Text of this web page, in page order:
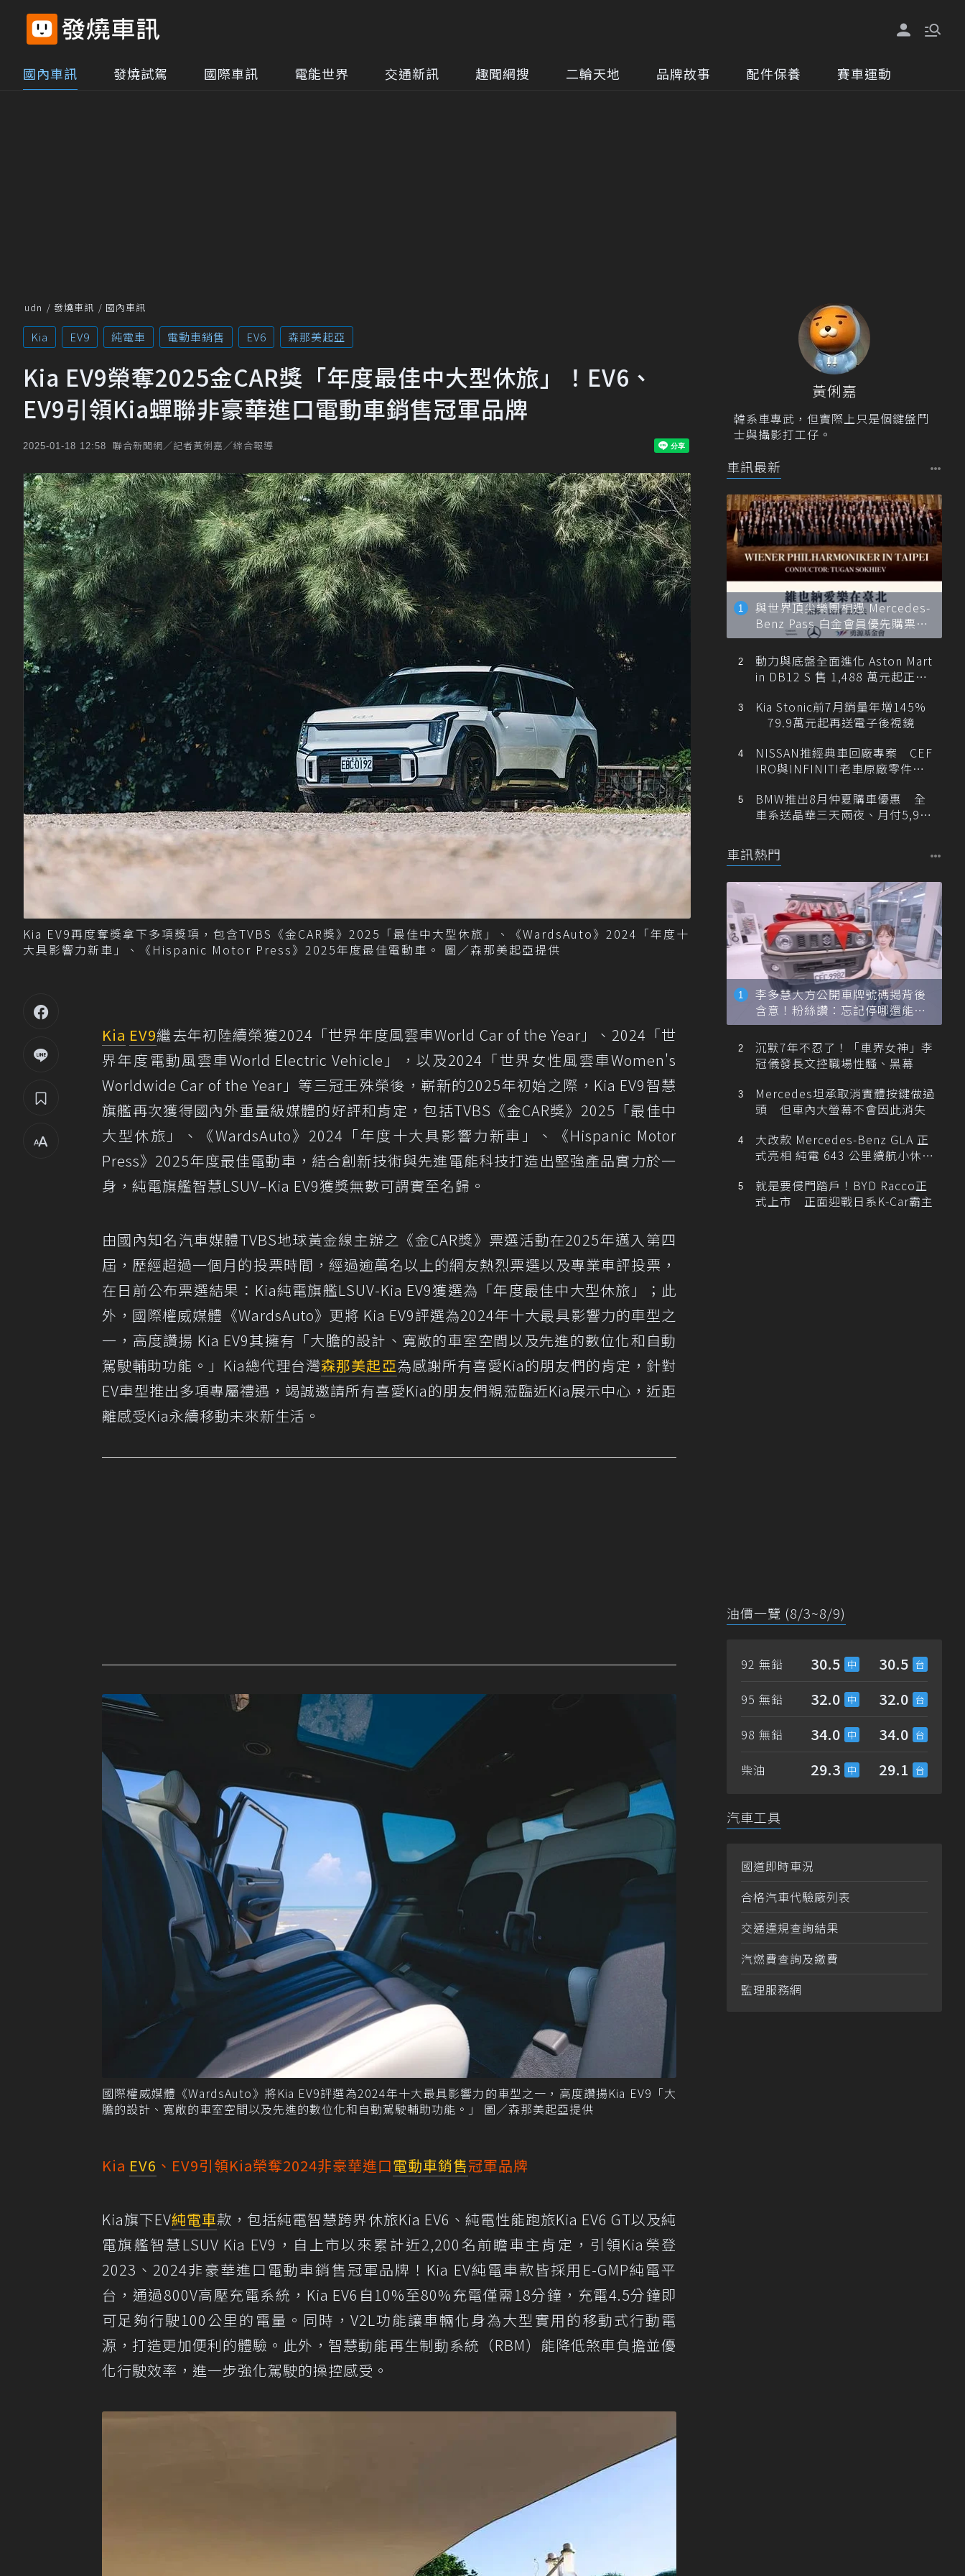
國內車訊 發燒試駕 國際車訊 電能世界 交通新訊 趣聞網搜 二輪天地 品牌故事 配件保養 賽車運動
udn 發燒車訊 國內車訊
Kia EV9 純電車 電動車銷售 EV6 森那美起亞
Kia EV9榮奪2025金CAR獎「年度最佳中大型休旅」！EV6、
EV9引領Kia蟬聯非豪華進口電動車銷售冠軍品牌
2025-01-18 12:58 聯合新聞網／記者黃俐嘉／綜合報導
Kia EV9再度奪獎拿下多項獎項，包含TVBS《金CAR獎》2025「最佳中大型休旅」、《WardsAuto》2024「年度十
大具影響力新車」、《Hispanic Motor Press》2025年度最佳電動車。 圖／森那美起亞提供
Kia EV9繼去年初陸續榮獲2024「世界年度風雲車World Car of the Year」、2024「世
界年度電動風雲車World Electric Vehicle」，以及2024「世界女性風雲車Women's
Worldwide Car of the Year」等三冠王殊榮後，嶄新的2025年初始之際，Kia EV9智慧
旗艦再次獲得國內外重量級媒體的好評和肯定，包括TVBS《金CAR獎》2025「最佳中
大型休旅」、《WardsAuto》2024「年度十大具影響力新車」、《Hispanic Motor
Press》2025年度最佳電動車，結合創新技術與先進電能科技打造出堅強產品實力於一
身，純電旗艦智慧LSUV–Kia EV9獲獎無數可謂實至名歸。
由國內知名汽車媒體TVBS地球黃金線主辦之《金CAR獎》票選活動在2025年邁入第四
屆，歷經超過一個月的投票時間，經過逾萬名以上的網友熱烈票選以及專業車評投票，
在日前公布票選結果：Kia純電旗艦LSUV-Kia EV9獲選為「年度最佳中大型休旅」；此
外，國際權威媒體《WardsAuto》更將 Kia EV9評選為2024年十大最具影響力的車型之
一，高度讚揚 Kia EV9其擁有「大膽的設計、寬敞的車室空間以及先進的數位化和自動
駕駛輔助功能。」Kia總代理台灣森那美起亞為感謝所有喜愛Kia的朋友們的肯定，針對
EV車型推出多項專屬禮遇，竭誠邀請所有喜愛Kia的朋友們親蒞臨近Kia展示中心，近距
離感受Kia永續移動未來新生活。
國際權威媒體《WardsAuto》將Kia EV9評選為2024年十大最具影響力的車型之一，高度讚揚Kia EV9「大
膽的設計、寬敞的車室空間以及先進的數位化和自動駕駛輔助功能。」 圖／森那美起亞提供
Kia EV6 、EV9引領Kia榮奪2024非豪華進口電動車銷售冠軍品牌
Kia旗下EV純電車款，包括純電智慧跨界休旅Kia EV6、純電性能跑旅Kia EV6 GT以及純
電旗艦智慧LSUV Kia EV9，自上市以來累計近2,200名前瞻車主肯定，引領Kia榮登
2023、2024非豪華進口電動車銷售冠軍品牌！Kia EV純電車款皆採用E-GMP純電平
台，通過800V高壓充電系統，Kia EV6自10%至80%充電僅需18分鐘，充電4.5分鐘即
可足夠行駛100公里的電量。同時，V2L功能讓車輛化身為大型實用的移動式行動電
源，打造更加便利的體驗。此外，智慧動能再生制動系統（RBM）能降低煞車負擔並優
化行駛效率，進一步強化駕駛的操控感受。
黃俐嘉
韓系車專武，但實際上只是個鍵盤鬥
士與攝影打工仔。
車訊最新
與世界頂尖樂團相遇 Mercedes-
Benz Pass 白金會員優先購票維
也納愛樂
動力與底盤全面進化 Aston Mart
in DB12 S 售 1,488 萬元起正式
Kia Stonic前7月銷量年增145%
79.9萬元起再送電子後視鏡
NISSAN推經典車回廠專案 CEF
IRO與INFINITI老車原廠零件最
BMW推出8月仲夏購車優惠 全
車系送晶華三天兩夜、月付5,900
車訊熱門
李多慧大方公開車牌號碼揭背後
含意！粉絲讚：忘記停哪還能幫
忙找車
沉默7年不忍了！「車界女神」李
冠儀發長文控職場性騷、黑幕
Mercedes坦承取消實體按鍵做過
頭 但車內大螢幕不會因此消失
大改款 Mercedes-Benz GLA 正
式亮相 純電 643 公里續航小休
就是要侵門踏戶！BYD Racco正
式上市 正面迎戰日系K-Car霸主
油價一覽 (8/3~8/9)
92 無鉛 30.5 30.5
95 無鉛 32.0 32.0
98 無鉛 34.0 34.0
柴油 29.3 29.1
汽車工具
國道即時車況
合格汽車代驗廠列表
交通違規查詢結果
汽燃費查詢及繳費
監理服務網